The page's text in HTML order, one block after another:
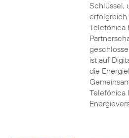
Schlüssel,
erfolgreich
Telefónica
ist auf
die
Telefónica